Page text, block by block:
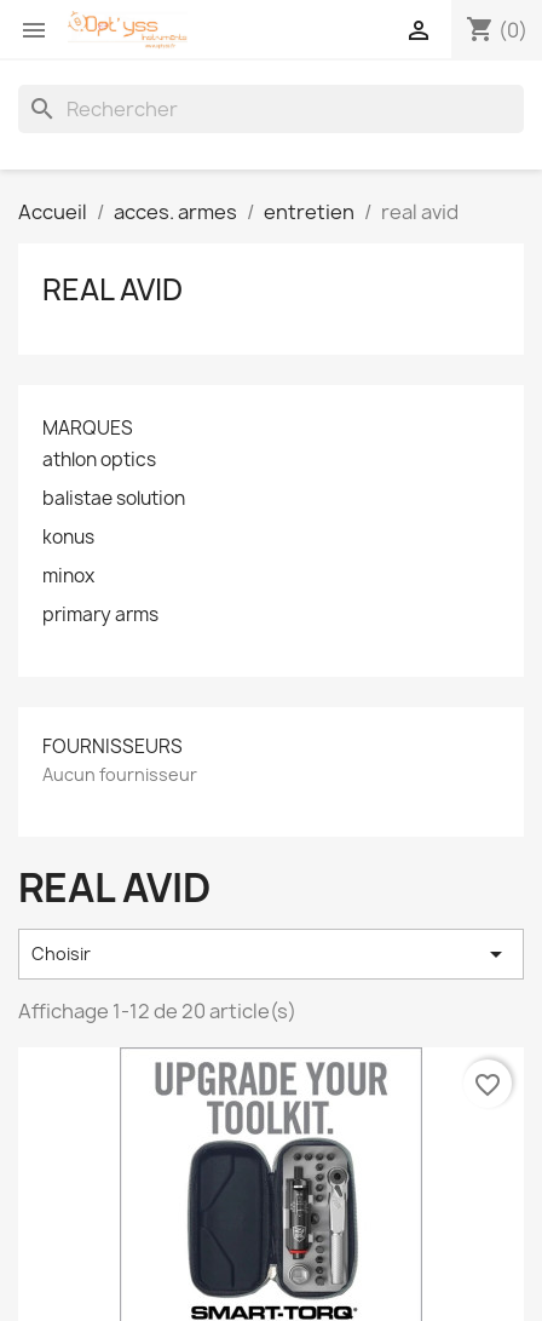
 shopping_cart (0)

search
Accueil acces. armes entretien real avid
REAL AVID
MARQUES
athlon optics
balistae solution
konus
minox
primary arms
FOURNISSEURS
Aucun fournisseur
REAL AVID
Choisir 
Affichage 1-12 de 20 article(s)
favorite_border